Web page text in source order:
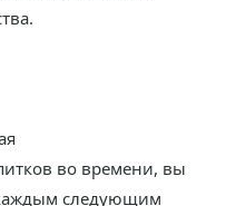
во времени, вы
каждым следующим